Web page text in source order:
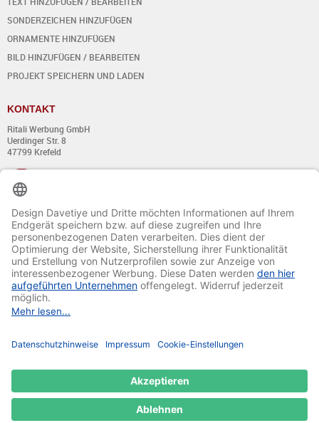
SONDERZEICHEN HINZUFÜGEN
ORNAMENTE HINZUFÜGEN
BILD HINZUFÜGEN / BEARBEITEN
PROJEKT SPEICHERN UND LADEN
KONTAKT
Ritali Werbung GmbH
Uerdinger Str. 8
47799 Krefeld
+49 (0) 21 51 - 7 633 633
Montag bis Donnerstag:
von 8:00 - 13:00
und von 14:00 - 17:00 Uhr
Freitag:
von 8:00 - 13:00
und von 14:00 - 15:30 Uhr
E-Mail: info@davetiye.de
© 2020-2025 Ritali Werbung GmbH. All Rights Reserved.